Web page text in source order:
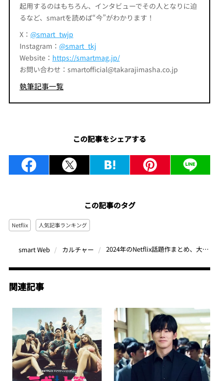
起用するのはもちろん、インタビューでその人となりに迫
るなど、smartを読めば“今”がわかります！
X： @smart_twjp
Instagram： @smart_tkj
Website： https://smartmag.jp/
お問い合わせ：smartofficial@takarajimasha.co.jp
執筆記事一覧
この記事をシェアする
この記事のタグ
Netflix 人気記事ランキング
smart Web カルチャー 2024年のNetflix話題作まとめ、大根仁＆MEGUMIのトークセッション ほか【Netflixの人気記事 月間ベスト3】（2024年2月）
関連記事